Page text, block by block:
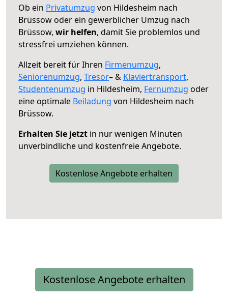
Ob ein Privatumzug von Hildesheim nach
Brüssow oder ein gewerblicher Umzug nach
Brüssow, wir helfen, damit Sie problemlos und
stressfrei umziehen können.
Allzeit bereit für Ihren Firmenumzug,
Seniorenumzug, Tresor– & Klaviertransport,
Studentenumzug in Hildesheim, Fernumzug oder
eine optimale Beiladung von Hildesheim nach
Brüssow.
Erhalten Sie jetzt in nur wenigen Minuten
unverbindliche und kostenfreie Angebote.
Kostenlose Angebote erhalten
Kostenlose Angebote erhalten